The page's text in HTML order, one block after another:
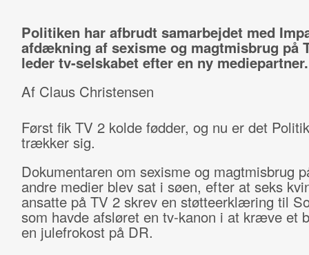
Politiken har afbrudt samarbejdet med
afdækning af sexisme og magtmisbrug på
leder tv-selskabet efter en ny mediepartner.
Af Claus Christensen
Først fik TV 2 kolde fødder, og nu er det
trækker sig.
Dokumentaren om sexisme og magtmisbrug
andre medier blev sat i søen, efter at seks
ansatte på TV 2 skrev en støtteerklæring til
som havde afsløret en tv-kanon i at kræve et
en julefrokost på DR.